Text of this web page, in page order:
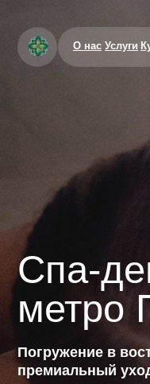
О нас Услуги
Спа-
метро
Погружение в
премиальный уход
Записаться